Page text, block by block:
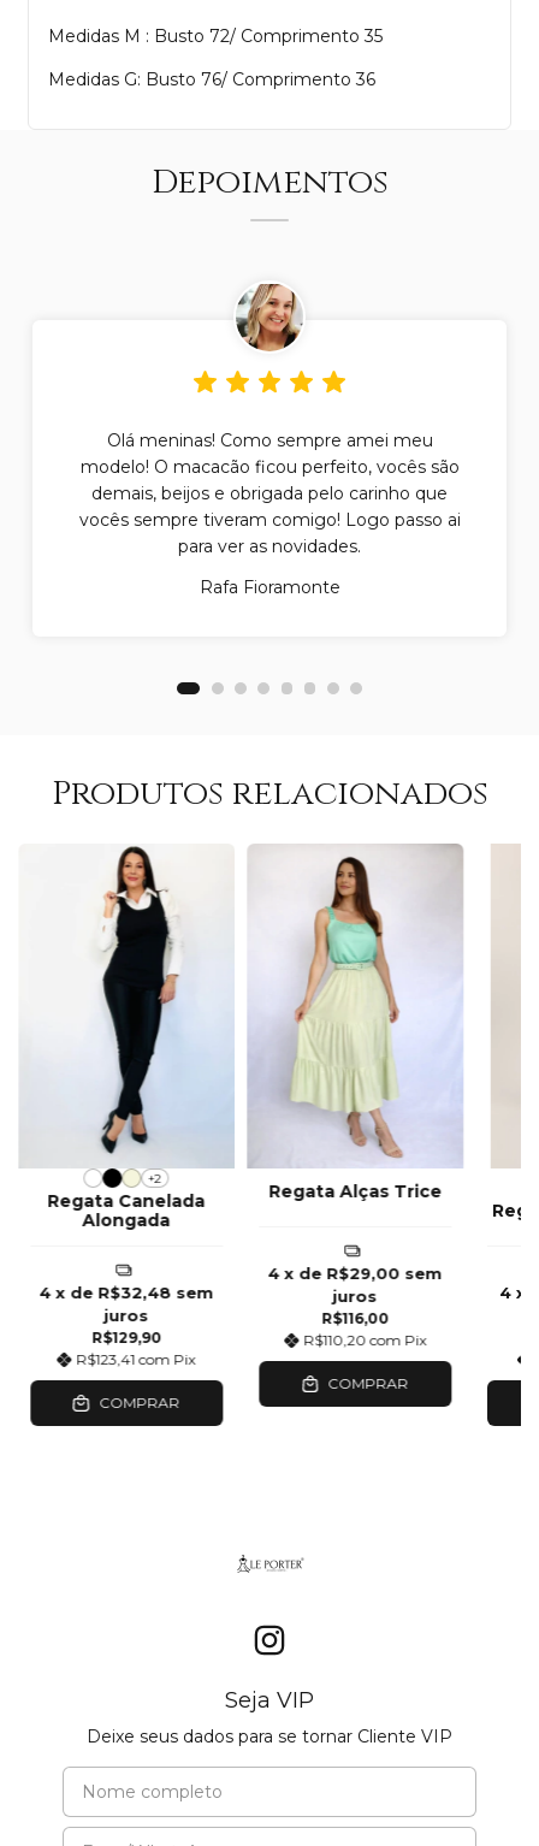
Medidas M : Busto 72/ Comprimento 35
Medidas G: Busto 76/ Comprimento 36
Depoimentos
Olá meninas! Como sempre amei meu
modelo! O macacão ficou perfeito, vocês são
demais, beijos e obrigada pelo carinho que
vocês sempre tiveram comigo! Logo passo ai
para ver as novidades.
Rafa Fioramonte
Produtos relacionados
+2
Regata Canelada
Alongada
R$129,90
R$123,41com Pix
4 x de R$32,48 sem
juros
COMPRAR
Regata Alças Trice
R$116,00
R$110,20com Pix
4 x de R$29,00 sem
juros
COMPRAR
4 x
Seja VIP
Deixe seus dados para se tornar Cliente VIP